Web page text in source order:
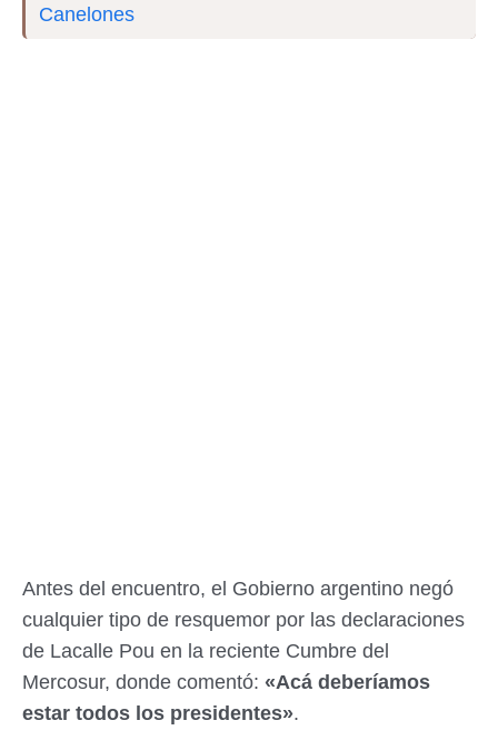
Canelones
Antes del encuentro, el Gobierno argentino negó
cualquier tipo de resquemor por las declaraciones
de Lacalle Pou en la reciente Cumbre del
Mercosur, donde comentó: «Acá deberíamos
estar todos los presidentes».